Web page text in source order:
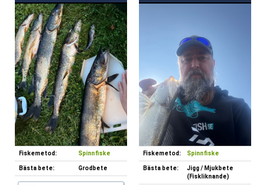
Fiskemetod: Spinnfiske
Bästa bete: Grodbete
Fiskemetod: Spinnfiske
Bästa bete:
Jigg / Mjukbete
(Fiskliknande)